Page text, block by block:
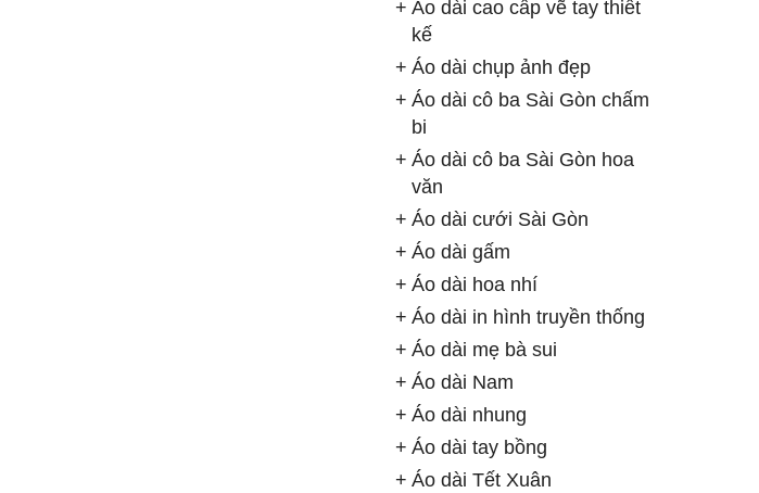
Áo dài cao cấp vẽ tay thiết
kế
Áo dài chụp ảnh đẹp
Áo dài cô ba Sài Gòn chấm
bi
Áo dài cô ba Sài Gòn hoa
văn
Áo dài cưới Sài Gòn
Áo dài gấm
Áo dài hoa nhí
Áo dài in hình truyền thống
Áo dài mẹ bà sui
Áo dài Nam
Áo dài nhung
Áo dài tay bồng
Áo dài Tết Xuân